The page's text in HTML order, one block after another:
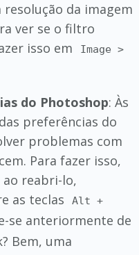
da imagem
ver se o filtro
isso em
Image >
do Photoshop: Às
preferências do
problemas com
Para fazer isso,
reabri-lo,
as teclas
Alt +
se anteriormente de
Bem, uma